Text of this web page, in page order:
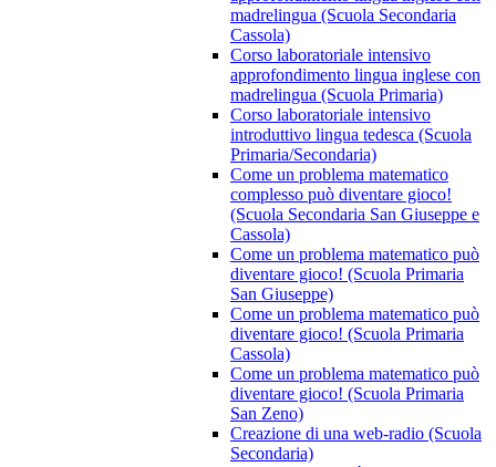
madrelingua (Scuola Secondaria
Cassola)
Corso laboratoriale intensivo
approfondimento lingua inglese con
madrelingua (Scuola Primaria)
Corso laboratoriale intensivo
introduttivo lingua tedesca (Scuola
Primaria/Secondaria)
Come un problema matematico
complesso può diventare gioco!
(Scuola Secondaria San Giuseppe e
Cassola)
Come un problema matematico può
diventare gioco! (Scuola Primaria
San Giuseppe)
Come un problema matematico può
diventare gioco! (Scuola Primaria
Cassola)
Come un problema matematico può
diventare gioco! (Scuola Primaria
San Zeno)
Creazione di una web-radio (Scuola
Secondaria)